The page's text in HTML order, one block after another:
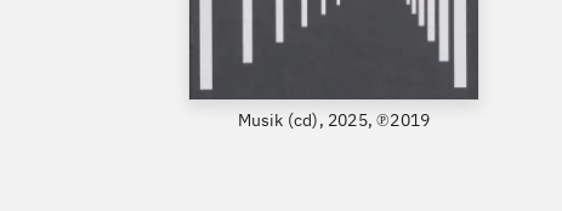
Musik (cd), 2025, ℗2019